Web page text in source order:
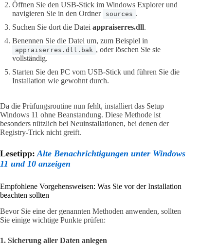
Öffnen Sie den USB-Stick im Windows Explorer und
navigieren Sie in den Ordner
sources .
Suchen Sie dort die Datei appraiserres.dll.
Benennen Sie die Datei um, zum Beispiel in
appraiserres.dll.bak , oder löschen Sie sie
vollständig.
Starten Sie den PC vom USB-Stick und führen Sie die
Installation wie gewohnt durch.
Da die Prüfungsroutine nun fehlt, installiert das Setup
Windows 11 ohne Beanstandung. Diese Methode ist
besonders nützlich bei Neuinstallationen, bei denen der
Registry-Trick nicht greift.
Lesetipp: Alte Benachrichtigungen unter Windows
11 und 10 anzeigen
Empfohlene Vorgehensweisen: Was Sie vor der Installation
beachten sollten
Bevor Sie eine der genannten Methoden anwenden, sollten
Sie einige wichtige Punkte prüfen:
1. Sicherung aller Daten anlegen